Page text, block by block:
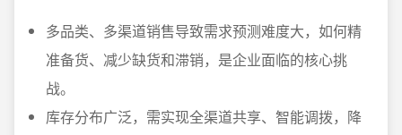
多品类、多渠道销售导致需求预测难度大，如何精
准备货、减少缺货和滞销，是企业面临的核心挑
战。
库存分布广泛，需实现全渠道共享、智能调拨，降